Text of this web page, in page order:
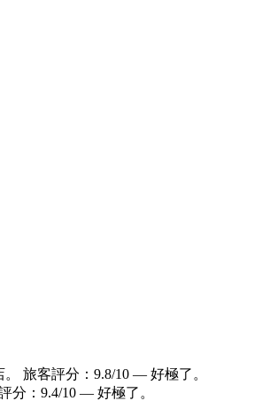
旅客評分：9.8/10 — 好極了。
分：9.4/10 — 好極了。